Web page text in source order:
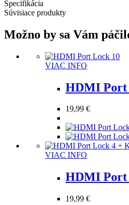
Špecifikácia
Súvisiace produkty
Možno by sa Vám
VIAC INFO
má
viacero
Možnosti
môžete
vybrať
na
stránke
HDMI Port
19,99 €
VIAC INFO
má
viacero
Možnosti
HDMI Port
19,99 €